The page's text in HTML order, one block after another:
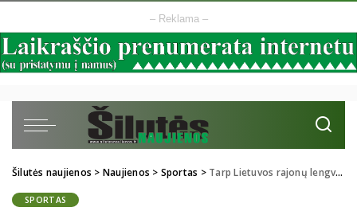
– Reklama –
Šilutės naujienos > Naujienos > Sportas > Tarp Lietuvos rajonų lengvaatlečių stipriausi – šilutiškiai
SPORTAS